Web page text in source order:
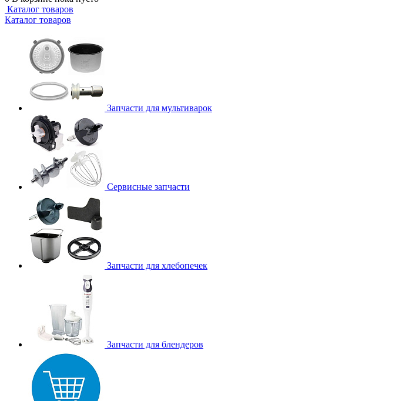
Каталог товаров
Каталог товаров
Запчасти для мультиварок
Сервисные запчасти
Запчасти для хлебопечек
Запчасти для блендеров